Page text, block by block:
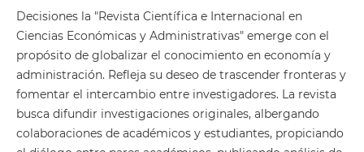
Decisiones la "Revista Científica e Internacional en
Ciencias Económicas y Administrativas" emerge con el
propósito de globalizar el conocimiento en economía y
administración. Refleja su deseo de trascender fronteras y
fomentar el intercambio entre investigadores. La revista
busca difundir investigaciones originales, albergando
colaboraciones de académicos y estudiantes, propiciando